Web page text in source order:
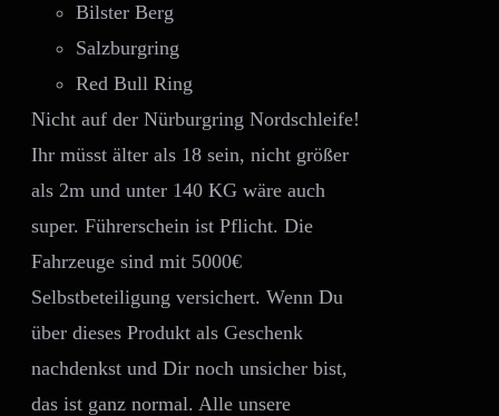
Bilster Berg
Salzburgring
Red Bull Ring
Nicht auf der Nürburgring Nordschleife!
Ihr müsst älter als 18 sein, nicht größer
als 2m und unter 140 KG wäre auch
super. Führerschein ist Pflicht. Die
Fahrzeuge sind mit 5000€
Selbstbeteiligung versichert. Wenn Du
über dieses Produkt als Geschenk
nachdenkst und Dir noch unsicher bist,
das ist ganz normal. Alle unsere